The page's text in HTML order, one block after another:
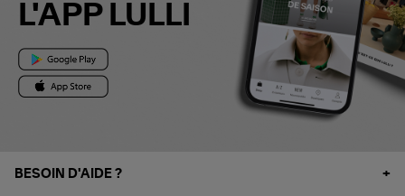
L'APP LULLI
BESOIN D'AIDE ?